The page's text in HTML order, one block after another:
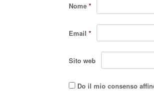
Nome *
Email *
Sito web
Do il mio consenso